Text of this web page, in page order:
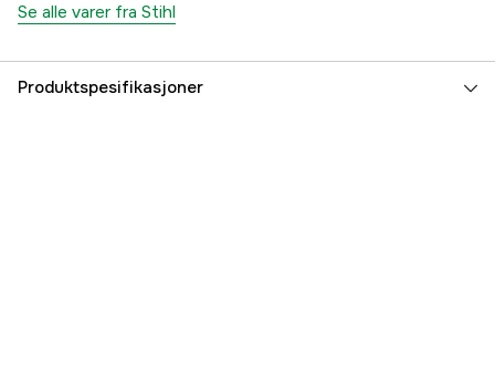
Se alle varer fra Stihl
Produktspesifikasjoner